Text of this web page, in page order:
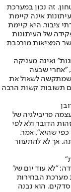
זה נכון במערכת
אינה קיימת
ציבור. היא קיימת
של העיתונות
המציאות מורכבת
ואינה מעניקה
"אחרי שבעה
שמתקשה לשאול את
תשובות קשות הרבה
פריבילגיה של
הדובר ולא לפי
כפי שהיא", אמר.
אך לא להתעוור
"לא עוד יום של
מערכת הבחירות
הוא נבנה